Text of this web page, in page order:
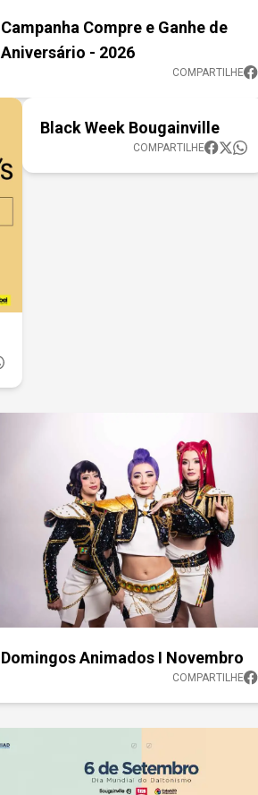
Campanha Compre e Ganhe de
Aniversário - 2026
COMPARTILHE
Black Week Bougainville
COMPARTILHE
Domingos Animados I Novembro
COMPARTILHE